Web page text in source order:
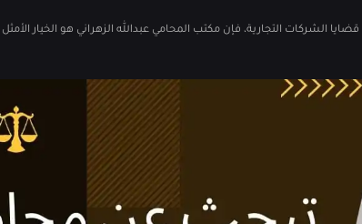
التجارية، فإن مكتب المحامي عبدالله الزهراني هو الخيار الأمثل